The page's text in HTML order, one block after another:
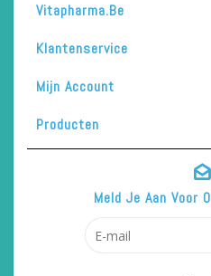
Vitapharma.be
Klantenservice
Mijn Account
Producten
Meld Je Aan Voor